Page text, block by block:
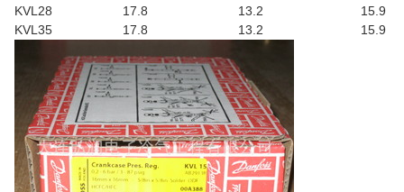
KVL28
17.8 13.2
15.9
KVL35
17.8 13.2 15.9